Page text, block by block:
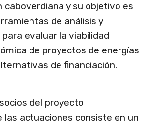
caboverdiana y su objetivo es
de análisis y
evaluar la viabilidad
de proyectos de energías
de financiación.
del proyecto
las actuaciones consiste en un